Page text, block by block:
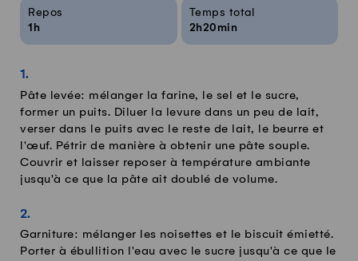
Repos
1h
Temps total
2h20min
Pâte levée: mélanger la farine, le sel et le sucre,
former un puits. Diluer la levure dans un peu de lait,
verser dans le puits avec le reste de lait, le beurre et
l'œuf. Pétrir de manière à obtenir une pâte souple.
Couvrir et laisser reposer à température ambiante
jusqu'à ce que la pâte ait doublé de volume.
Garniture: mélanger les noisettes et le biscuit émietté.
Porter à ébullition l'eau avec le sucre jusqu'à ce que le